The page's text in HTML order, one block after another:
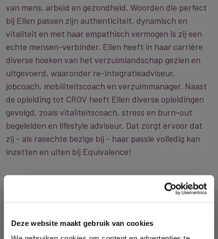
Deze website maakt gebruik van cookies
van mens, arbeid en gezondheid. Woorden die perfect
bij Ellen passen zijn authenticiteit, dynamisch en
vitaliteit en met haar empathisch vermogen is zij een
echte mensen-verbinder. Ellen heeft in haar carrière
diverse hoeken van het verzuimlandschap gezien en
uitgevoerd, waaronder re-integratieadviseur,
jobcoach, mobiliteitscoach en verzuimmanager. Naast
de opleiding tot CROV heeft Ellen diverse opleidingen
gevolgd, zoals vitaliteitscoach, stress en burn-out
begeleiden en lifestyle adviseur. Dat zorgt ervoor dat
zij - als rasechte bezige bij - haar passie volledig kan
inzetten en uiten bij Equivalence!